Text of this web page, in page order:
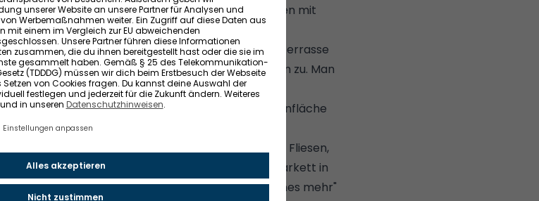
Wohnungen entstehen. So sollen auch Menschen mit
dort ein Zuhause zu finden.
den Bewohnern außerdem ein Yoga-Raum mit Terrasse
Etwas luxuriöser geht es auch in den Wohnungen zu. Man
Ausstattung", sagt Heidi Miklowait, Mitglied der
Zimmer-Wohnung mit 53 Quadratmetern Wohnfläche
mit rund 150 Quadratmetern sei alles dabei.
60 mal 60 Zentimeter großen Fliesen,
Die Wohnungen sollen mit Parkett in
fähig sein und ihren Bewohnern "vieles Schönes mehr"